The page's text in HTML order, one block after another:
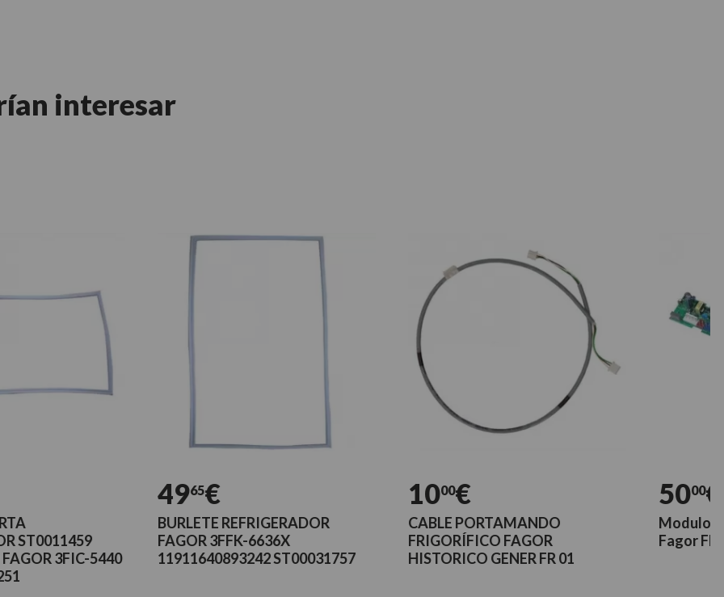
interesar
3FIC-5440
65€
BURLETE REFRIGERADOR
FAGOR 3FFK-6636X
11911640893242 ST00031757
00€
CABLE PORTAMANDO
FRIGORÍFICO FAGOR
HISTORICO GENER FR 01
00€
Modulo
Fagor